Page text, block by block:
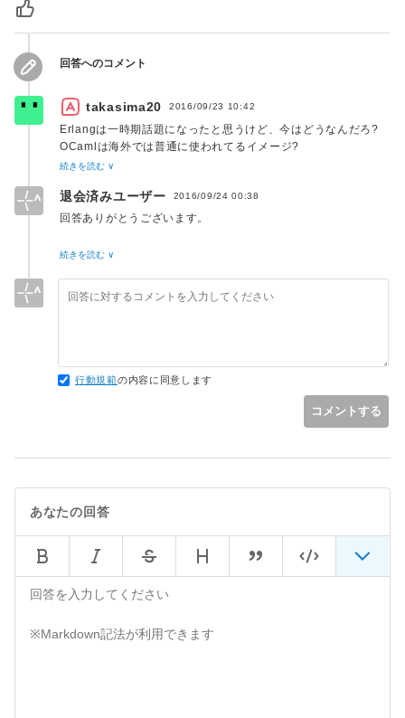
回答へのコメント
takasima20 2016/09/23 10:42
Erlangは一時期話題になったと思うけど、今はどうなんだろ?
OCamlは海外では普通に使われてるイメージ?
Scalaは(自分の中で)ハイブリッドってイメージが強いかな
続きを読む ∨
退会済みユーザー 2016/09/24 00:38
回答ありがとうございます。
Lispがオススメですか。うーん、Lispから関数型を勉強するの
ありがとうございました。
続きを読む ∨
行動規範の内容に同意します
コメントする
あなたの回答